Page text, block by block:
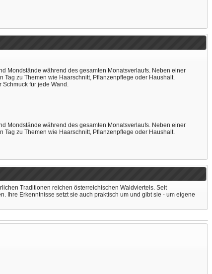
Mondstände während des gesamten Monatsverlaufs. Neben einer
zu Themen wie Haarschnitt, Pflanzenpflege oder Haushalt.
für jede Wand.
Mondstände während des gesamten Monatsverlaufs. Neben einer
zu Themen wie Haarschnitt, Pflanzenpflege oder Haushalt.
Traditionen reichen österreichischen Waldviertels. Seit
Ihre Erkenntnisse setzt sie auch praktisch um und gibt sie - um eigene